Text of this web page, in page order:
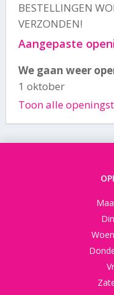
BESTELLINGEN
VERZONDEN!
Aangepaste
We gaan weer
1 oktober
Toon alle